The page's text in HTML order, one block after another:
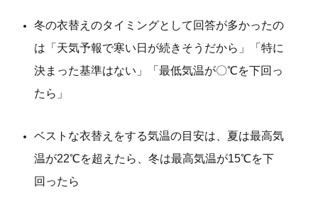
冬の衣替えのタイミングとして回答が多かったの
は「天気予報で寒い日が続きそうだから」「特に
決まった基準はない」「最低気温が〇℃を下回っ
たら」
ベストな衣替えをする気温の目安は、夏は最高気
温が22℃を超えたら、冬は最高気温が15℃を下
回ったら